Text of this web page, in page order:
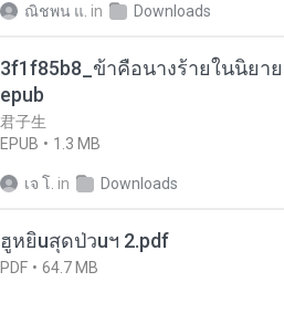
ณิชพน แ. in Downloads
3f1f85b8_ข้าคือนางร้ายในนิยาย
epub
君子生
EPUB
1.3 MB
เจ โ. in Downloads
ฮูหยิuสุดป่วuฯ 2.pdf
PDF 64.7 MB